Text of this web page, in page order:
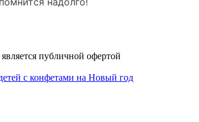
публичной офертой
с конфетами на Новый год